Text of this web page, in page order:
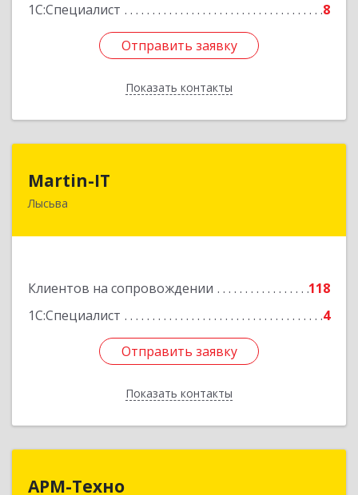
1С:Специалист
8
Отправить заявку
Показать контакты
Отправить заявку
Назад
Martin-IT
Лысьва
Клиентов на сопровождении
118
1С:Специалист
4
Отправить заявку
Показать контакты
618900, Пермский край, Лысьва г, Смышляева
Отправить заявку
Назад
АРМ-Техно